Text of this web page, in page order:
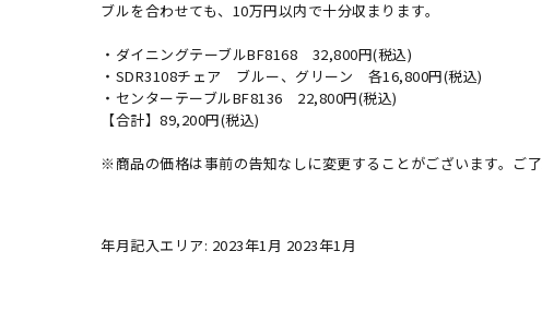
ブルを合わせても、10万円以内で十分収まります。
・ダイニングテーブルBF8168 32,800円(税込)
・SDR3108チェア ブルー、グリーン 各16,800円(税込)
・センターテーブルBF8136 22,800円(税込)
【合計】89,200円(税込)
※商品の価格は事前の告知なしに変更することがございます。ご了
年月記入エリア: 2023年1月 2023年1月